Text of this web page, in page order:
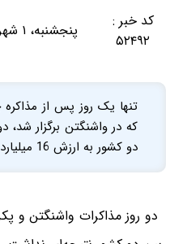
کد خبر :
۵۲۴۹۲
پنجشنبه، ۱ شهریور ۱۳۹۷ - ۱۴:۲۰:۳۰
تنها یک روز پس از
که در واشنگتن برگزار شد،
دو کشور به ارزش 16 میلیارد دلار امروز آغاز شد.
دو روز مذاکرات واشنگتن و